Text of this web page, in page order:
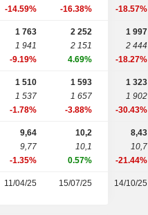
-14.59%
-16.38%
-18.57%
1 763
1 941
-9.19%
2 252
2 151
4.69%
1 997
2 444
-18.27%
1 510
1 537
-1.78%
1 593
1 657
-3.88%
1 323
1 902
-30.43%
9,64
9,77
-1.35%
10,2
10,1
0.57%
8,43
10,7
-21.44%
11/04/25 15/07/25 14/10/25